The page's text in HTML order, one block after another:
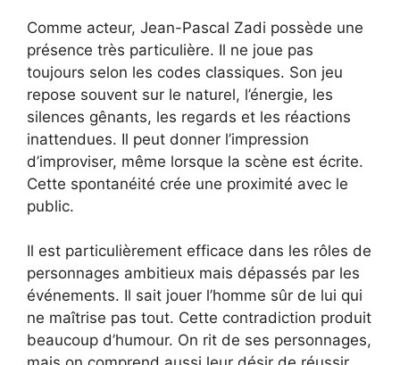
Comme acteur, Jean-Pascal Zadi possède une
présence très particulière. Il ne joue pas
toujours selon les codes classiques. Son jeu
repose souvent sur le naturel, l’énergie, les
silences gênants, les regards et les réactions
inattendues. Il peut donner l’impression
d’improviser, même lorsque la scène est écrite.
Cette spontanéité crée une proximité avec le
public.
Il est particulièrement efficace dans les rôles de
personnages ambitieux mais dépassés par les
événements. Il sait jouer l’homme sûr de lui qui
ne maîtrise pas tout. Cette contradiction produit
beaucoup d’humour. On rit de ses personnages,